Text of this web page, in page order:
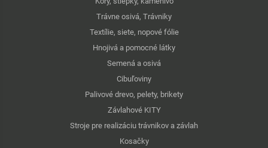
Trávne osivá, Trávniky
Textílie, siete, nopové fólie
Hnojivá a pomocné látky
Semená a osivá
Cibuľoviny
Palivové drevo, pelety, brikety
Závlahové KITY
Stroje pre realizáciu trávnikov a závlah
Kosačky